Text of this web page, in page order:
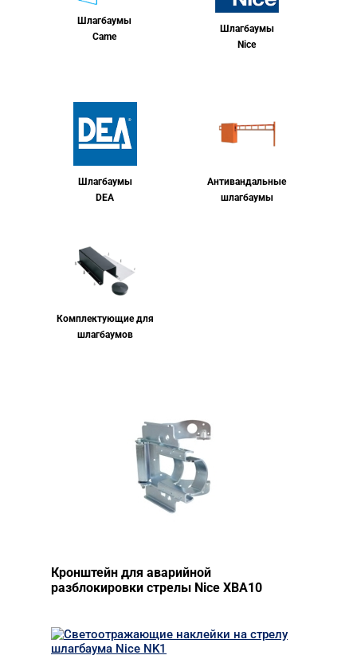
Шлагбаумы
Came
Шлагбаумы
Nice
Шлагбаумы
DEA
Антивандальные
шлагбаумы
Комплектующие для
шлагбаумов
Кронштейн для аварийной
разблокировки стрелы Nice XBA10